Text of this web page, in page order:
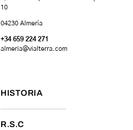
10
04230 Almería
+34 659 224 271
almeria@vialterra.com
HISTORIA
R.S.C